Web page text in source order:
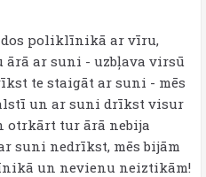
poliklīnikā ar vīru,
ārā ar suni - uzbļava virsū
te staigāt ar suni - mēs
un ar suni drīkst visur
otrkārt tur ārā nebija
suni nedrīkst, mēs bijām
un nevienu neiztikām!